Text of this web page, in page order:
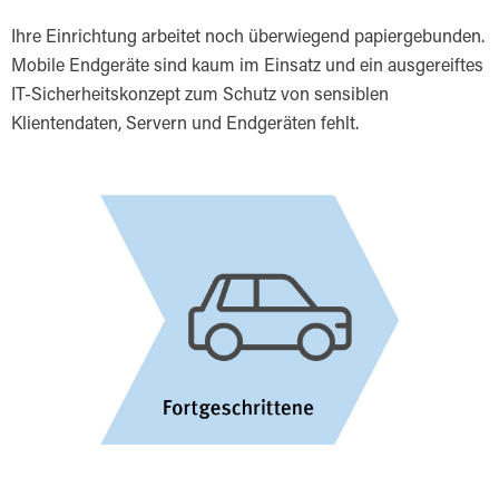
Ihre Einrichtung arbeitet noch überwiegend papiergebunden.
Mobile Endgeräte sind kaum im Einsatz und ein ausgereiftes
IT-Sicherheitskonzept zum Schutz von sensiblen
Klientendaten, Servern und Endgeräten fehlt.